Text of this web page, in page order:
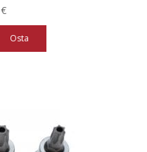
€
Osta